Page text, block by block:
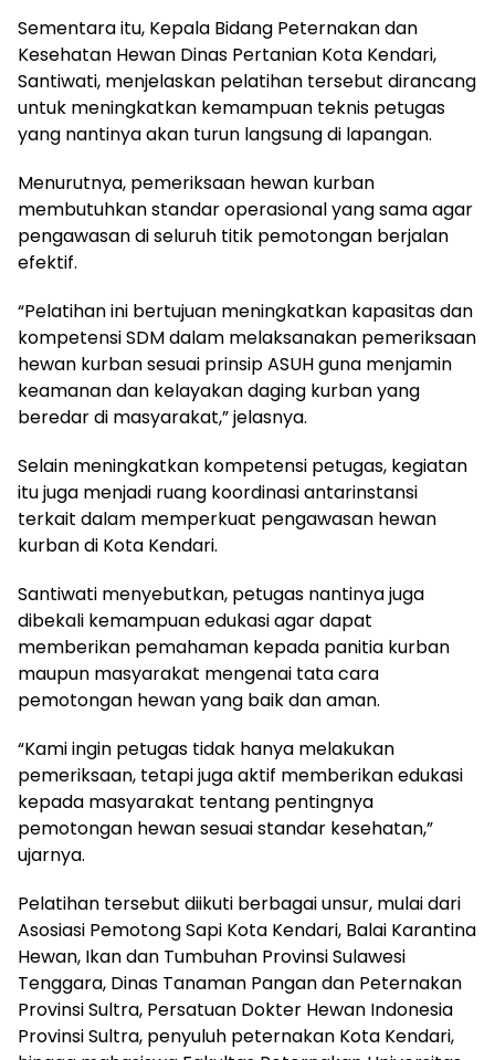
Sementara itu, Kepala Bidang Peternakan dan
Kesehatan Hewan Dinas Pertanian Kota Kendari,
Santiwati, menjelaskan pelatihan tersebut dirancang
untuk meningkatkan kemampuan teknis petugas
yang nantinya akan turun langsung di lapangan.
Menurutnya, pemeriksaan hewan kurban
membutuhkan standar operasional yang sama agar
pengawasan di seluruh titik pemotongan berjalan
efektif.
“Pelatihan ini bertujuan meningkatkan kapasitas dan
kompetensi SDM dalam melaksanakan pemeriksaan
hewan kurban sesuai prinsip ASUH guna menjamin
keamanan dan kelayakan daging kurban yang
beredar di masyarakat,” jelasnya.
Selain meningkatkan kompetensi petugas, kegiatan
itu juga menjadi ruang koordinasi antarinstansi
terkait dalam memperkuat pengawasan hewan
kurban di Kota Kendari.
Santiwati menyebutkan, petugas nantinya juga
dibekali kemampuan edukasi agar dapat
memberikan pemahaman kepada panitia kurban
maupun masyarakat mengenai tata cara
pemotongan hewan yang baik dan aman.
“Kami ingin petugas tidak hanya melakukan
pemeriksaan, tetapi juga aktif memberikan edukasi
kepada masyarakat tentang pentingnya
pemotongan hewan sesuai standar kesehatan,”
ujarnya.
Pelatihan tersebut diikuti berbagai unsur, mulai dari
Asosiasi Pemotong Sapi Kota Kendari, Balai Karantina
Hewan, Ikan dan Tumbuhan Provinsi Sulawesi
Tenggara, Dinas Tanaman Pangan dan Peternakan
Provinsi Sultra, Persatuan Dokter Hewan Indonesia
Provinsi Sultra, penyuluh peternakan Kota Kendari,